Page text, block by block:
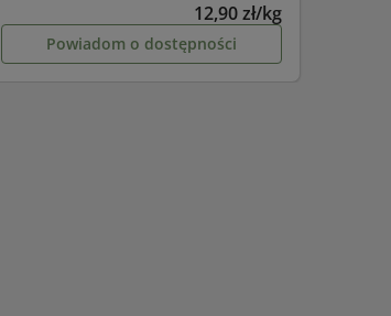
12,90 zł/kg
powiadom o dostępności